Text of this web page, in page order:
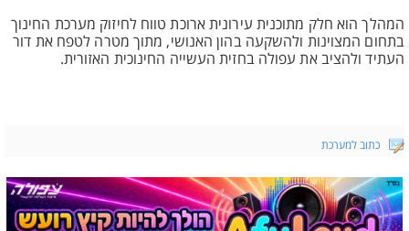
המהלך הוא חלק מתוכנית עירונית ארוכת טווח לחיזוק מערכת החינוך
בתחום המצוינות ולהשקעה בהון האנושי, מתוך מטרה לטפח את דור
העתיד ולהציב את עפולה בחזית העשייה החינוכית האזורית.
כתוב למערכת